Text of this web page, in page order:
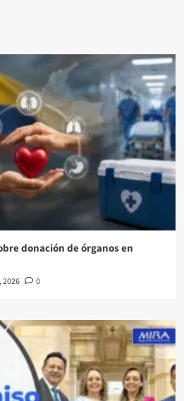
donación de órganos en
2026 0